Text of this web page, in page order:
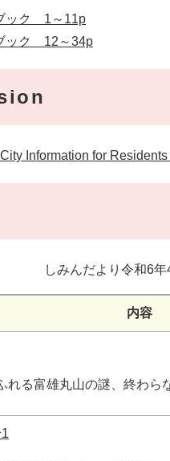
ック 1～11p
ック 12～34p
Information for
しみんだより令和6
内容
れる富雄丸山の謎、終わら